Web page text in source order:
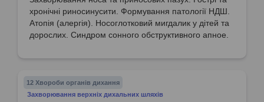
хронічні риносинусити. Формування патології НДШ.
Атопія (алергія). Носоглотковий мигдалик у дітей та
дорослих. Синдром сонного обструктивного апное.
12 Хвороби органів дихання
Захворювання верхніх дихальних шляхів